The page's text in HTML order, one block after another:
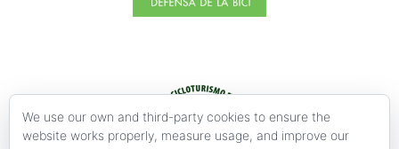
We use our own and third-party cookies to ensure the
website works properly, measure usage, and improve our